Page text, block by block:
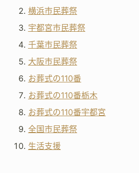
横浜市民葬祭
宇都宮市民葬祭
千葉市民葬祭
大阪市民葬祭
お葬式の110番
お葬式の110番栃木
お葬式の110番宇都宮
全国市民葬祭
生活支援